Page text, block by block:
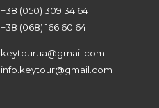
+38 (050) 309 34 64
+38 (068) 166 60 64
keytourua@gmail.com
info.keytour@gmail.com